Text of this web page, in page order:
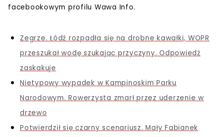
facebookowym profilu Wawa Info.
Zegrze. Łódź rozpadła się na drobne kawałki, WOPR
przeszukał wodę szukając przyczyny. Odpowiedź
zaskakuje
Nietypowy wypadek w Kampinoskim Parku
Narodowym. Rowerzysta zmarł przez uderzenie w
drzewo
Potwierdził się czarny scenariusz. Mały Fabianek